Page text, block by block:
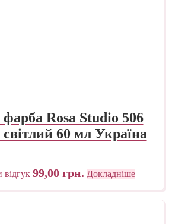
Rosa Studio 506
60 мл Україна
99,00 грн. Докладніше